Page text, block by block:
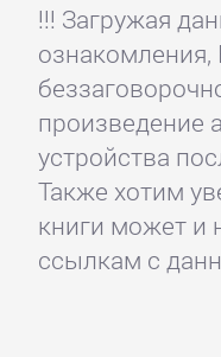
!!! Загружая
произведение
устройства
Также хотим
книги может и
ссылкам с